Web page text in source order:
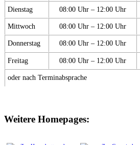
Dienstag 08:00 Uhr – 12:00 Uhr
Mittwoch 08:00 Uhr – 12:00 Uhr
Donnerstag 08:00 Uhr – 12:00 Uhr
Freitag 08:00 Uhr – 12:00 Uhr
oder nach Terminabsprache
Weitere Homepages: